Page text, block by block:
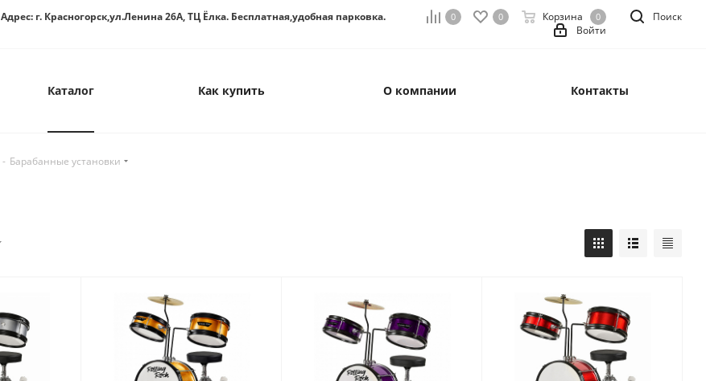
Адрес: г. Красногорск,ул.Ленина 26А, ТЦ Ёлка. Бесплатная,удобная парковка. Поиск
0 0 Корзина 0
Войти
Каталог Как купить О компании Контакты
- Барабанные установки